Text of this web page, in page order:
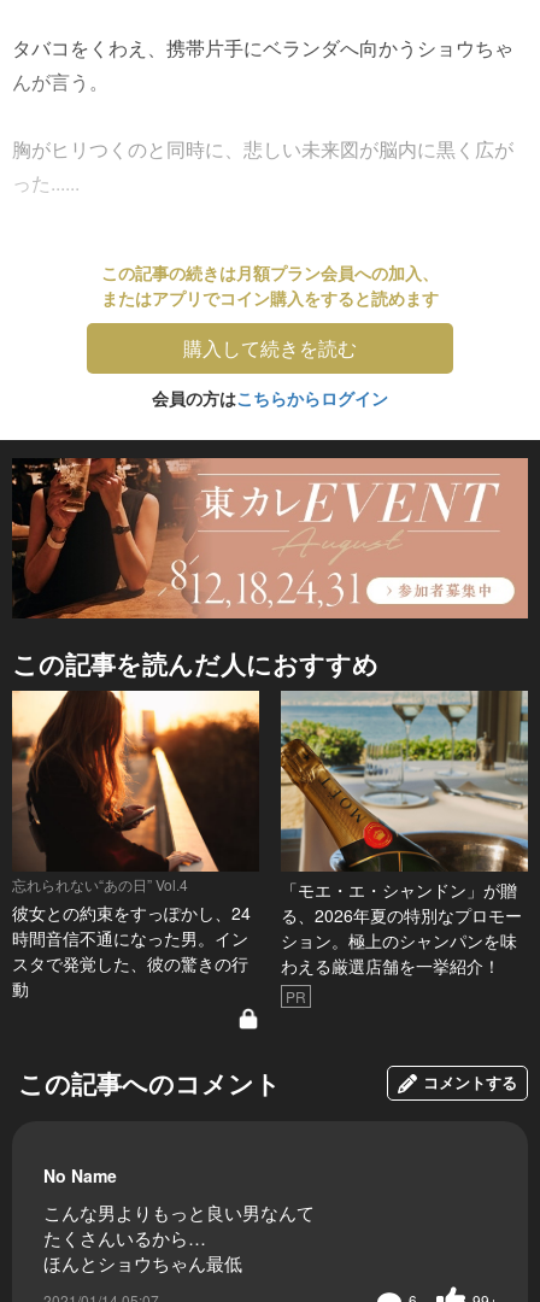
タバコをくわえ、携帯片手にベランダへ向かうショウちゃ
んが言う。
胸がヒリつくのと同時に、悲しい未来図が脳内に黒く広が
った......
この記事の続きは月額プラン会員への加入、
またはアプリでコイン購入をすると読めます
購入して続きを読む
会員の方はこちらからログイン
この記事を読んだ人におすすめ
忘れられない“あの日” Vol.4
彼女との約束をすっぽかし、24
時間音信不通になった男。イン
スタで発覚した、彼の驚きの行
動
「モエ・エ・シャンドン」が贈
る、2026年夏の特別なプロモー
ション。極上のシャンパンを味
わえる厳選店舗を一挙紹介！
PR
この記事へのコメント コメントする
No Name
こんな男よりもっと良い男なんて
たくさんいるから…
ほんとショウちゃん最低